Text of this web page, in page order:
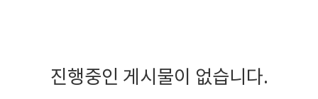
진행중인 게시물이 없습니다.